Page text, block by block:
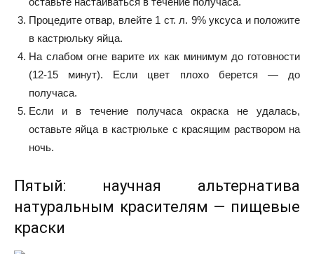
Процедите отвар, влейте 1 ст. л. 9% уксуса и положите
в кастрюльку яйца.
На слабом огне варите их как минимум до готовности
(12-15 минут). Если цвет плохо берется — до
получаса.
Если и в течение получаса окраска не удалась,
оставьте яйца в кастрюльке с красящим раствором на
ночь.
Пятый: научная альтернатива
натуральным красителям — пищевые
краски